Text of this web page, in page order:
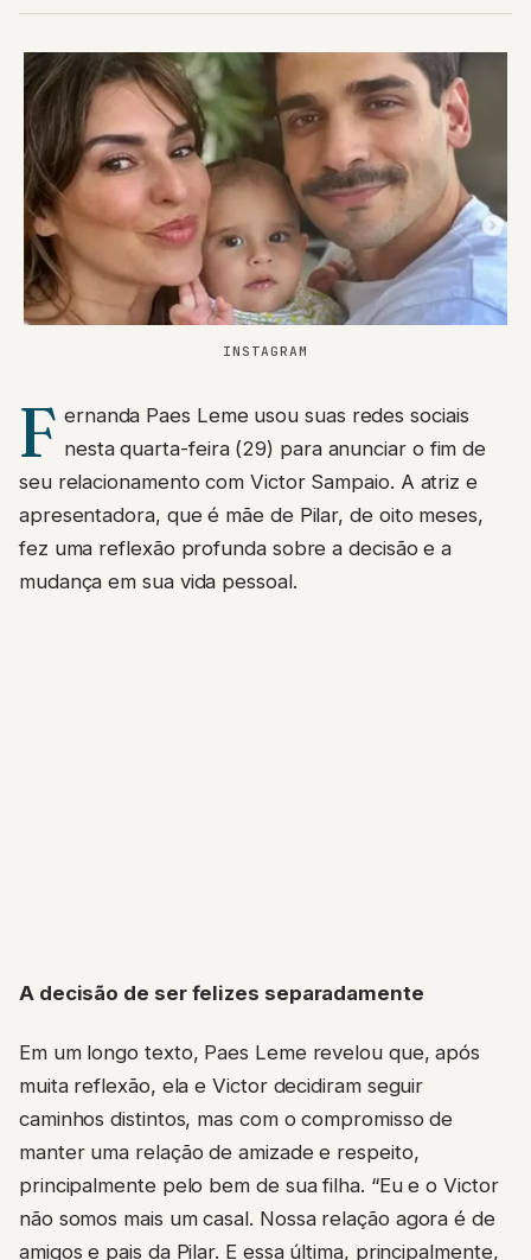
INSTAGRAM
F ernanda Paes Leme usou suas redes sociais
nesta quarta-feira (29) para anunciar o fim de
seu relacionamento com Victor Sampaio. A atriz e
apresentadora, que é mãe de Pilar, de oito meses,
fez uma reflexão profunda sobre a decisão e a
mudança em sua vida pessoal.
A decisão de ser felizes separadamente
Em um longo texto, Paes Leme revelou que, após
muita reflexão, ela e Victor decidiram seguir
caminhos distintos, mas com o compromisso de
manter uma relação de amizade e respeito,
principalmente pelo bem de sua filha. “Eu e o Victor
não somos mais um casal. Nossa relação agora é de
amigos e pais da Pilar. E essa última, principalmente,